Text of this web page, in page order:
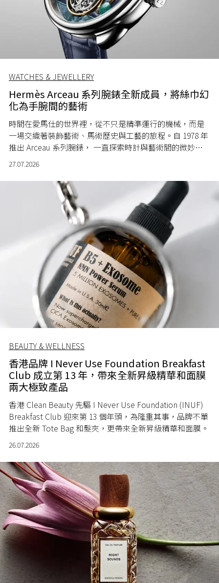
WATCHES & JEWELLERY
Hermès Arceau 系列腕錶全新成員，將絲巾幻
化為手腕間的藝術
時間在愛馬仕的世界裡，從不只是精準運行的機械，而是
一場交織著裝飾藝術、馬術歷史與工藝的旅程。自 1978 年
推出 Arceau 系列腕錶， 一直探索時計與藝術間的微妙關
27.07.2026
BEAUTY & WELLNESS
香港品牌 I Never Use Foundation Breakfast
Club 成立第 13 年，帶來全新昇級精華和面膜
兩大極致產品
香港 Clean Beauty 先驅 I Never Use Foundation (INUF)
Breakfast Club 迎來第 13 個年頭，為隆重其事，品牌不單
推出全新 Tote Bag 和髮夾，更帶來全新昇級精華和面膜。
26.07.2026